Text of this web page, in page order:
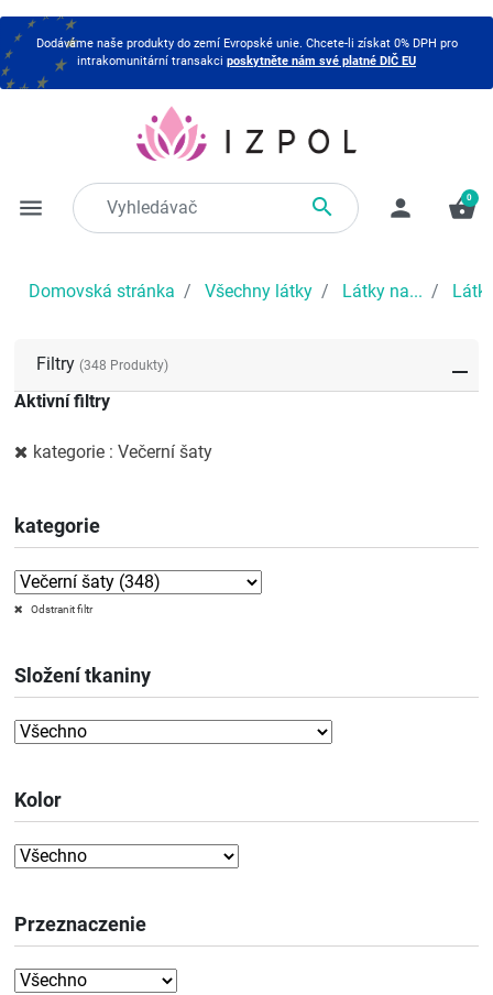
Dodáváme naše produkty do zemí Evropské unie. Chcete-li získat 0% DPH pro
intrakomunitární transakci poskytněte nám své platné DIČ EU
menu  person shopping_basket
0
Domovská stránka Všechny látky Látky na...
Filtry (348 Produkty)
Aktivní filtry
kategorie : Večerní šaty
kategorie
Odstranit filtr
Složení tkaniny
Kolor
Przeznaczenie